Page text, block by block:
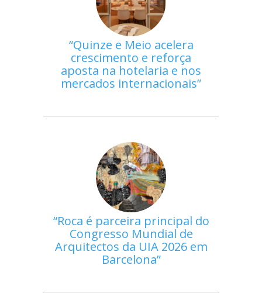
Quinze e Meio acelera
crescimento e reforça
aposta na hotelaria e nos
mercados internacionais
Roca é parceira principal do
Congresso Mundial de
Arquitectos da UIA 2026 em
Barcelona